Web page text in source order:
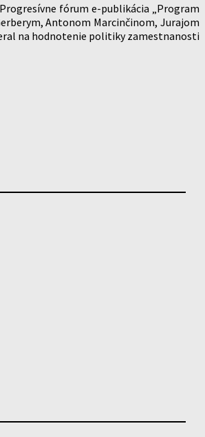
fórum e-publikácia „Program
Antonom Marcinčinom, Jurajom
na hodnotenie politiky zamestnanosti